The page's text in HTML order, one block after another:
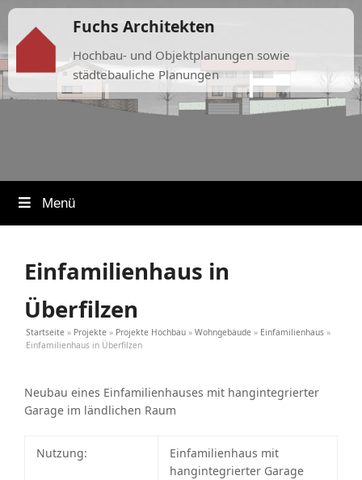
Fuchs Architekten
Hochbau- und Objektplanungen sowie
städtebauliche Planungen
Menü
Einfamilienhaus in
Überfilzen
Startseite » Projekte » Projekte Hochbau » Wohngebäude » Einfamilienhaus »
Einfamilienhaus in Überfilzen
Neubau eines Einfamilienhauses mit hangintegrierter
Garage im ländlichen Raum
Nutzung:
Einfamilienhaus mit
hangintegrierter Garage